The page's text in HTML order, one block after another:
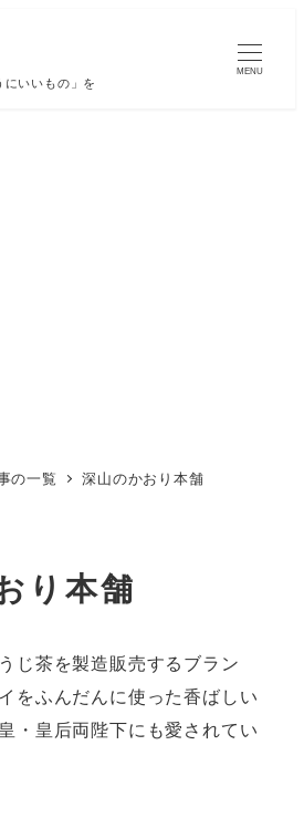
にいいもの」を
MENU
の一覧 深山のかおり本舗
り本舗
じ茶を製造販売するブラン
をふんだんに使った香ばしい
・皇后両陛下にも愛されてい